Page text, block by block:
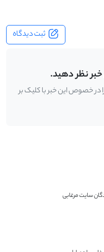
ثبت دیدگاه
نظر دهید.
در خصوص این خبر با کلیک بر
سایت مرغابی